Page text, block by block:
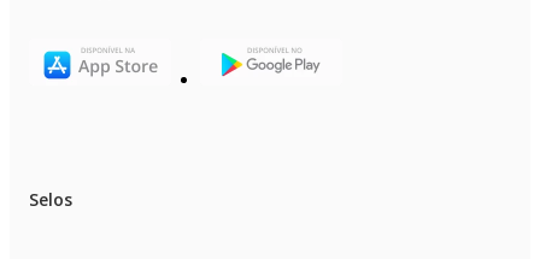
Selos